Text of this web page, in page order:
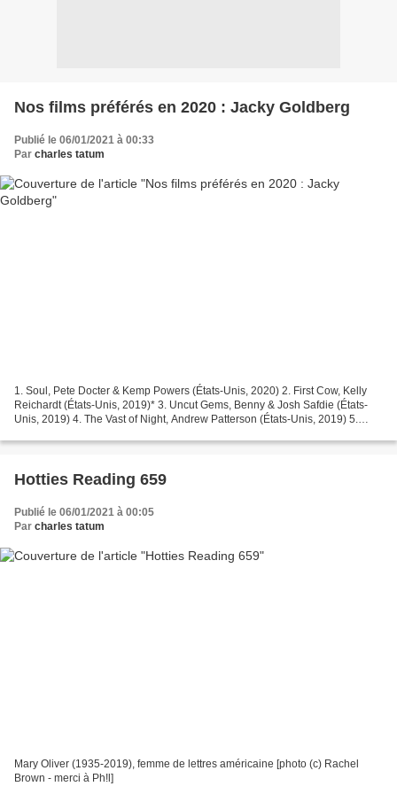
Nos films préférés en 2020 : Jacky Goldberg
Publié le 06/01/2021 à 00:33
Par charles tatum
1. Soul, Pete Docter & Kemp Powers (États-Unis, 2020) 2. First Cow, Kelly
Reichardt (États-Unis, 2019)* 3. Uncut Gems, Benny & Josh Safdie (États-
Unis, 2019) 4. The Vast of Night, Andrew Patterson (États-Unis, 2019) 5.
Hotties Reading 659
Publié le 06/01/2021 à 00:05
Par charles tatum
Mary Oliver (1935-2019), femme de lettres américaine [photo (c) Rachel
Brown - merci à Ph!l]